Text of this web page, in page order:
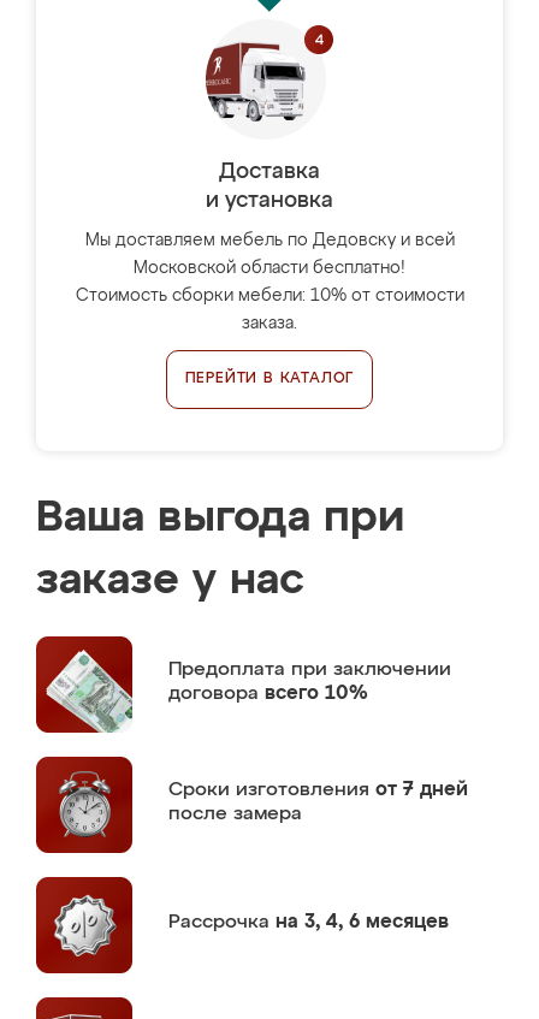
Доставка
и установка
Мы доставляем мебель по Дедовску и всей
Московской области бесплатно!
Стоимость сборки мебели: 10% от стоимости
заказа.
ПЕРЕЙТИ В КАТАЛОГ
Ваша выгода при
заказе у нас
Предоплата при заключении
договора всего 10%
Сроки изготовления от 7 дней
после замера
Рассрочка на 3, 4, 6 месяцев